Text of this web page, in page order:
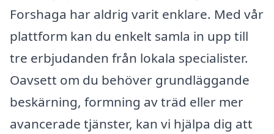
Forshaga har aldrig varit enklare. Med vår
plattform kan du enkelt samla in upp till
tre erbjudanden från lokala specialister.
Oavsett om du behöver grundläggande
beskärning, formning av träd eller mer
avancerade tjänster, kan vi hjälpa dig att